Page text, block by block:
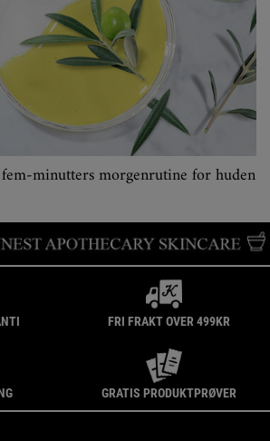
minutters morgenrutine for huden
FRI FRAKT OVER 499KR
GRATIS PRODUKTPRØVER